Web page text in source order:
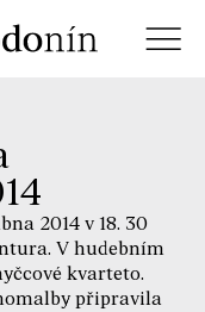
2014 v 18. 30
V hudebním
kvarteto.
připravila